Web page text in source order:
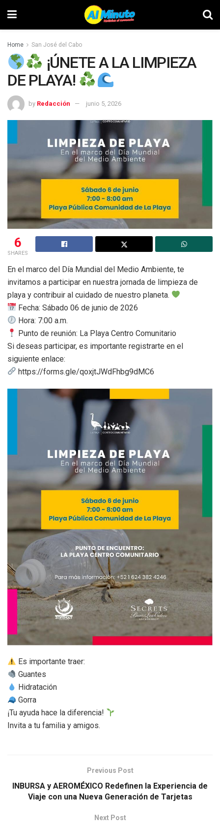
Home San José del Cabo
¡ÚNETE A LA LIMPIEZA
DE PLAYA!
by Redacción junio 5, 2026
6
SHARES
En el marco del Día Mundial del Medio Ambiente, te
invitamos a participar en nuestra jornada de limpieza de
playa y contribuir al cuidado de nuestro planeta.
Fecha: Sábado 06 de junio de 2026
Hora: 7:00 a.m.
Punto de reunión: La Playa Centro Comunitario
Si deseas participar, es importante registrarte en el
siguiente enlace:
https://forms.gle/qoxjtJWdFhbg9dMC6
Es importante traer:
Guantes
Hidratación
Gorra
¡Tu ayuda hace la diferencia!
Invita a tu familia y amigos.
Previous Post
INBURSA y AEROMÉXICO Redefinen la Experiencia de
Viaje con una Nueva Generación de Tarjetas
Next Post